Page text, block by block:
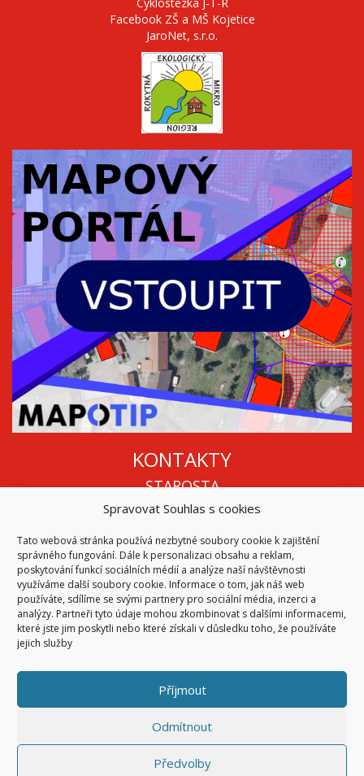
Spravovat Souhlas s cookies
Tato webová stránka používá nezbytné soubory cookie k zajištění
správného fungování. Dále k personalizaci obsahu a reklam,
poskytování funkcí sociálních médií a analýze naší návštěvnosti
využíváme další soubory cookie. Informace o tom, jak náš web
používáte, sdílíme se svými partnery pro sociální média, inzerci a
analýzy. Partneři tyto údaje mohou zkombinovat s dalšími informacemi,
které jste jim poskytli nebo které získali v důsledku toho, že používáte
jejich služby
Příjmout
Odmítnout
Předvolby
Facebook ZŠ a MŠ Kojetice
JaroNet, s.r.o.
KONTAKTY
STAROSTA
Mgr. Roman Vala
info@oukojetice.cz
ÚŘEDNÍ HODINY
Po, St: 15:30 - 16:30
Všechny kontakty | Kde nás najdete
© 2026Obec Kojetice na Moravě
Všechna práva vyhrazena
Code & Design bySymphony Digital